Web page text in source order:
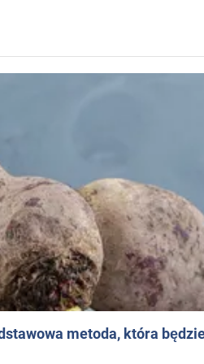
metoda, która